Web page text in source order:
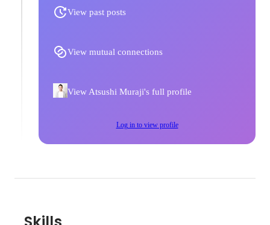
View past posts
View mutual connections
View Atsushi Muraji's full profile
Log in to view profile